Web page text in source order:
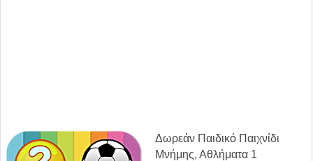
Δωρεάν Παιδικό Παιχνίδι
Μνήμης, Αθλήματα 1